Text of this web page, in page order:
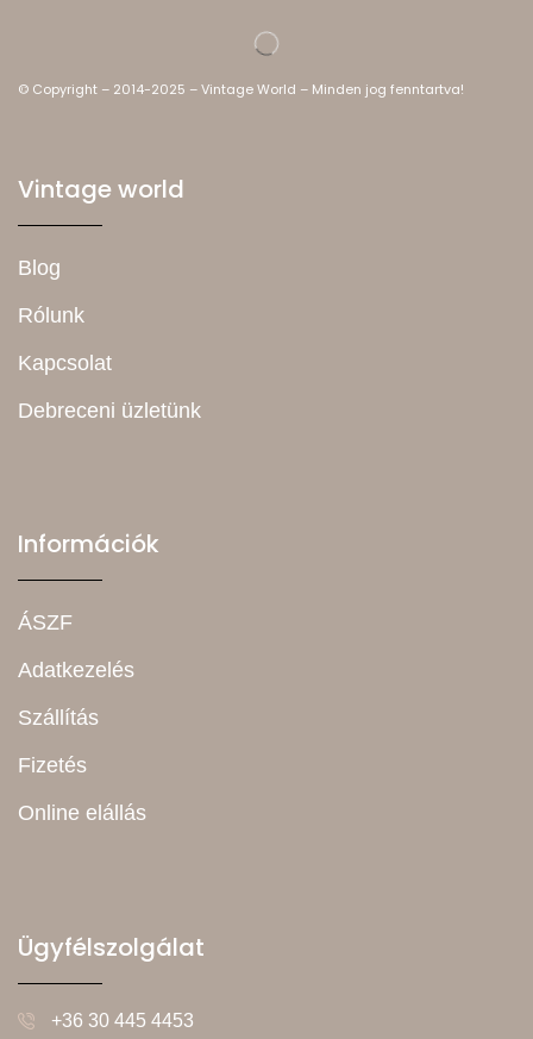
© Copyright – 2014-2025 – Vintage World – Minden jog fenntartva!
Vintage world
Blog
Rólunk
Kapcsolat
Debreceni üzletünk
Információk
ÁSZF
Adatkezelés
Szállítás
Fizetés
Online elállás
Ügyfélszolgálat
+36 30 445 4453